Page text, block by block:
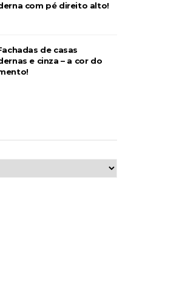
com pé direito alto!
de casas
e cinza – a cor do